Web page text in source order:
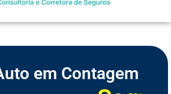
em Contagem